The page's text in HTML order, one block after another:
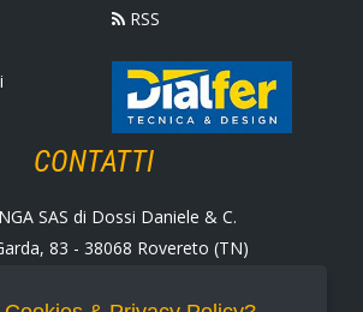
RSS
CONTATTI
SAS di Dossi Daniele & C.
83 - 38068 Rovereto (TN)